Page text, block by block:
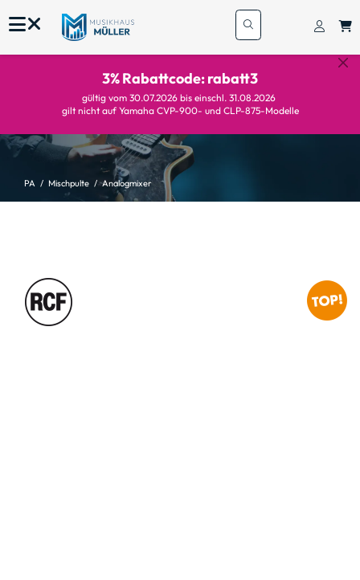
3% Rabattcode: rabatt3
gültig vom 30.07.2026 bis einschl. 31.08.2026
gilt nicht auf Yamaha CVP-900- und CLP-875-Modelle
PA Mischpulte Analogmixer